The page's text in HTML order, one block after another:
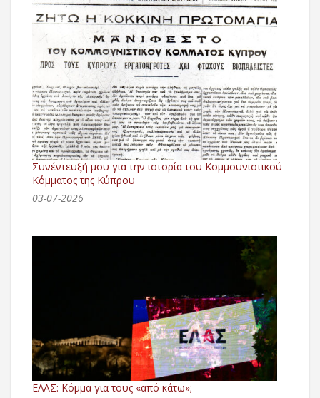
Συνέντευξή μου για την ιστορία του Κομμουνιστικού
Κόμματος της Κύπρου
03-07-2026
ΕΛΑΣ: Κόμμα για τους «από κάτω»;